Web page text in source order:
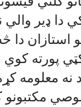
دا ډير والي
استازان دا
پورته کوي
معلومه
مکتبونو